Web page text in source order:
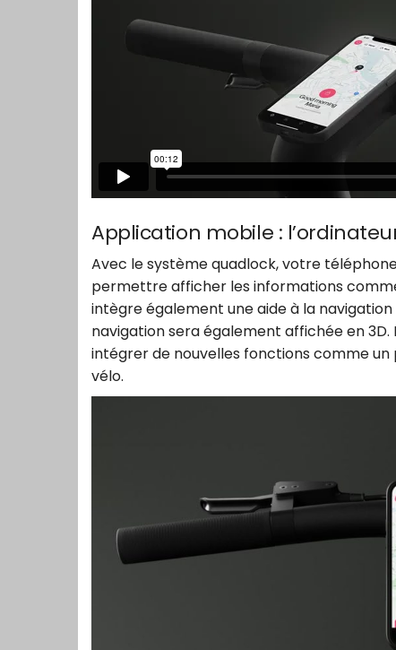
Application mobile :
Avec le système quadlock, votre
permettre afficher les informations
intègre également une aide à la navigation
navigation sera également affichée en
intégrer de nouvelles fonctions comme
vélo.